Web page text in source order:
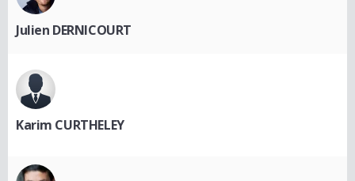
Julien DERNICOURT
Karim CURTHELEY